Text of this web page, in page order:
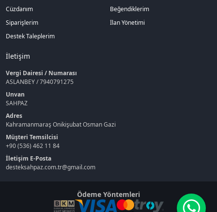
Cüzdanım
Beğendiklerim
Siparişlerim
İlan Yönetimi
Destek Taleplerim
İletişim
Vergi Dairesi / Numarası
ASLANBEY / 7940791275
Unvan
SAHPAZ
Adres
Kahramanmaraş Onikişubat Osman Gazi
Müşteri Temsilcisi
+90 (536) 462 11 84
İletişim E-Posta
desteksahpaz.com.tr@gmail.com
Ödeme Yöntemleri